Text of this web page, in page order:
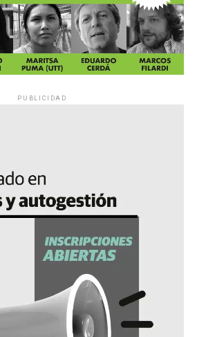
PUBLICIDAD